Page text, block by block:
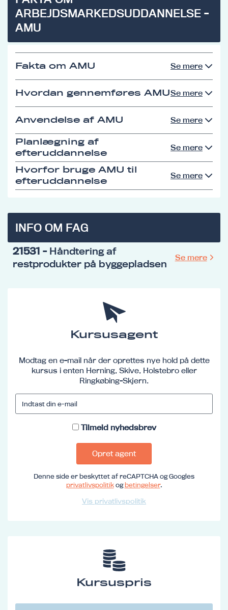
ARBEJDSMARKEDSUDDANNELSE -
AMU
Fakta om AMU Se mere
Hvordan gennemføres AMUSe mere
Anvendelse af AMU Se mere
Planlægning af
efteruddannelse
Se mere
Hvorfor bruge AMU til
efteruddannelse
Se mere
INFO OM FAG
21531 - Håndtering af
restprodukter på byggepladsen
Se mere
Kursusagent
Modtag en e-mail når der oprettes nye hold på dette
kursus i enten Herning, Skive, Holstebro eller
Ringkøbing-Skjern.
Tilmeld nyhedsbrev
Opret agent
Denne side er beskyttet af reCAPTCHA og Googles
privatlivspolitikogbetingelser.
Vis privatlivspolitik
Kursuspris